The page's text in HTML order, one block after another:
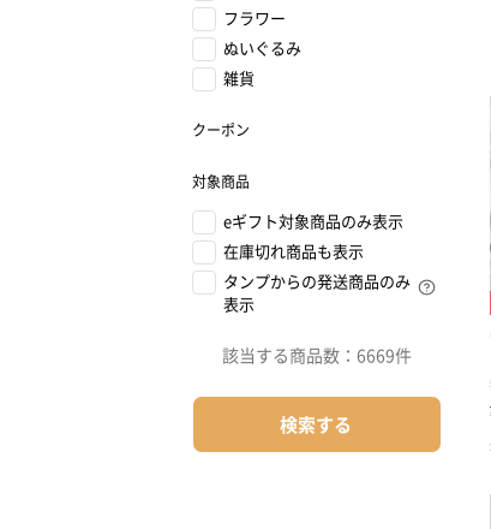
フラワー
ぬいぐるみ
雑貨
クーポン
対象商品
eギフト対象商品のみ表示
在庫切れ商品も表示
タンプからの発送商品のみ
表示
該当する商品数： 6669件
検索する